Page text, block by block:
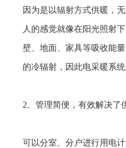
因为是以辐射方式供暖，
人的感觉就像在阳光照射
壁、地面、家具等吸收能
的冷辐射，因此电采暖系
2、管理简便，有效解决了
可以分室、分户进行用电